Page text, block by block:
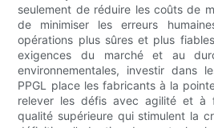
seulement de réduire les coûts de
de minimiser les erreurs
opérations plus sûres et plus
exigences du marché et au
environnementales, investir dans
PPGL place les fabricants à la
relever les défis avec agilité et à
qualité supérieure qui stimulent la